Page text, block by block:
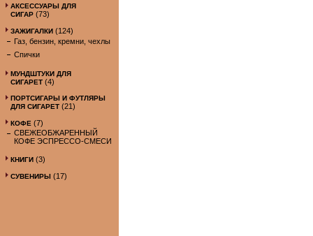
АКСЕССУАРЫ ДЛЯ
СИГАР (73)
ЗАЖИГАЛКИ (124)
Газ, бензин, кремни, чехлы
Спички
МУНДШТУКИ ДЛЯ
СИГАРЕТ (4)
ПОРТСИГАРЫ И ФУТЛЯРЫ
ДЛЯ СИГАРЕТ (21)
КОФЕ (7)
СВЕЖЕОБЖАРЕННЫЙ
КОФЕ ЭСПРЕССО-СМЕСИ
КНИГИ (3)
СУВЕНИРЫ (17)